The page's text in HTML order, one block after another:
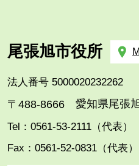
尾張旭市役所
法人番号 5000020232262
〒488-8666 愛知県尾張
Tel：0561-53-2111（代表）
Fax：0561-52-0831（代表）